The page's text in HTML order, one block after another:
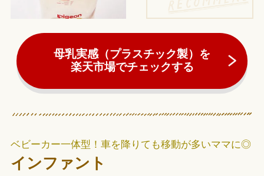
母乳実感（プラスチック製）を
楽天市場でチェックする
ベビーカー一体型！車を降りても移動が多いママに◎
インファント